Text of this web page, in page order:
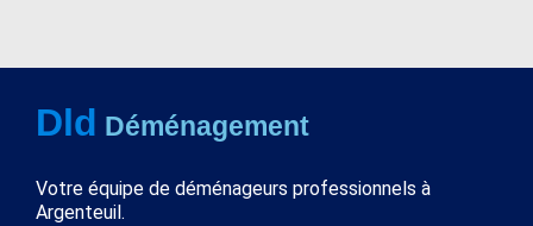
Dld Déménagement
Votre équipe de déménageurs professionnels à
Argenteuil.